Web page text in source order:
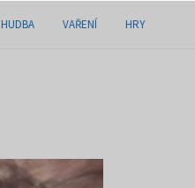
HUDBA VAŘENÍ HRY